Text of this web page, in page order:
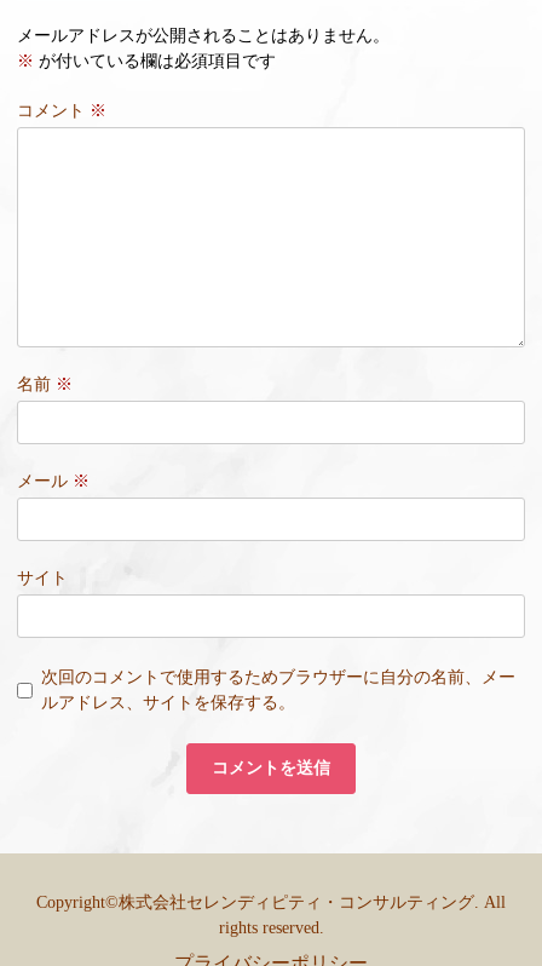
メールアドレスが公開されることはありません。
※ が付いている欄は必須項目です
コメント ※
名前 ※
メール ※
サイト
次回のコメントで使用するためブラウザーに自分の名前、メー
ルアドレス、サイトを保存する。
Copyright©株式会社セレンディピティ・コンサルティング. All
rights reserved.